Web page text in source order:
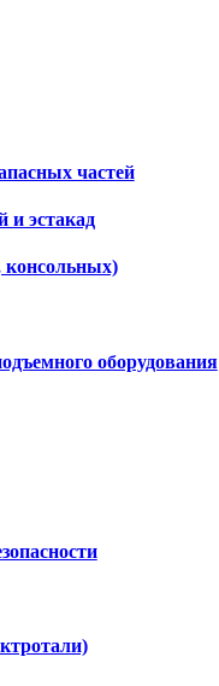
частей
и эстакад
консольных)
оборудования